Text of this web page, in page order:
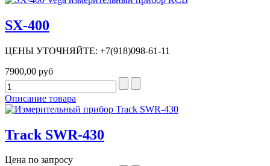
SX-400
ЦЕНЫ УТОЧНЯЙТЕ: +7(918)098-61-11
7900,00 руб
Описание товара
Track SWR-430
Цена по запросу